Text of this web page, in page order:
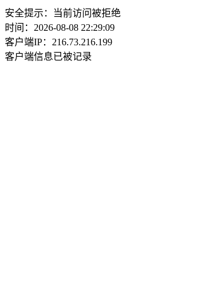
安全提示：当前访问被拒绝
时间：2026-08-08 22:29:09
客户端IP：216.73.216.199
客户端信息已被记录